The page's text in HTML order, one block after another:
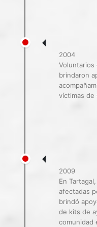
2004
Voluntarios
brindaron
víctimas de
2009
En
afectadas
brindó
de kits de
comunidad